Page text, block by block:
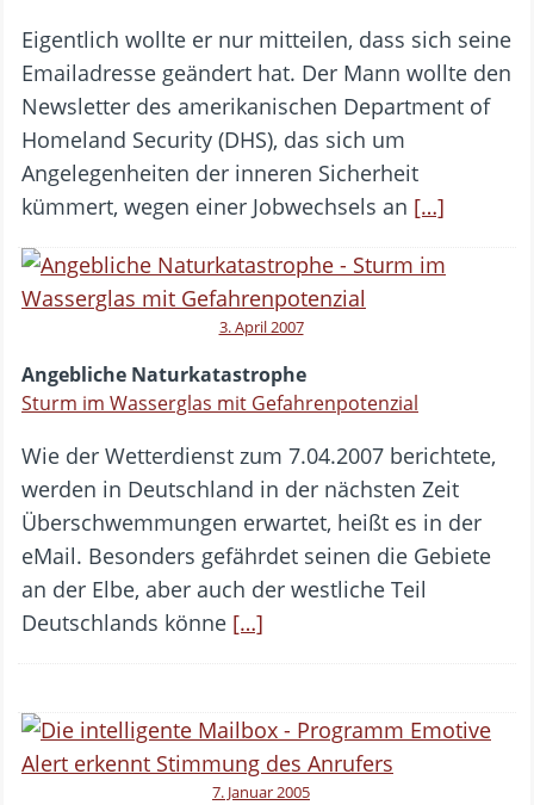
Eigentlich wollte er nur mitteilen, dass sich seine
Emailadresse geändert hat. Der Mann wollte den
Newsletter des amerikanischen Department of
Homeland Security (DHS), das sich um
Angelegenheiten der inneren Sicherheit
kümmert, wegen einer Jobwechsels an […]
3. April 2007
Angebliche Naturkatastrophe
Sturm im Wasserglas mit Gefahrenpotenzial
Wie der Wetterdienst zum 7.04.2007 berichtete,
werden in Deutschland in der nächsten Zeit
Überschwemmungen erwartet, heißt es in der
eMail. Besonders gefährdet seinen die Gebiete
an der Elbe, aber auch der westliche Teil
Deutschlands könne […]
7. Januar 2005